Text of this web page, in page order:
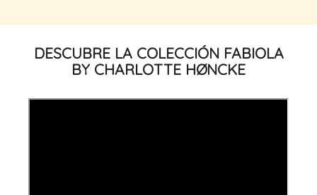
DESCUBRE LA COLECCIÓN FABIOLA
BY CHARLOTTE HØNCKE